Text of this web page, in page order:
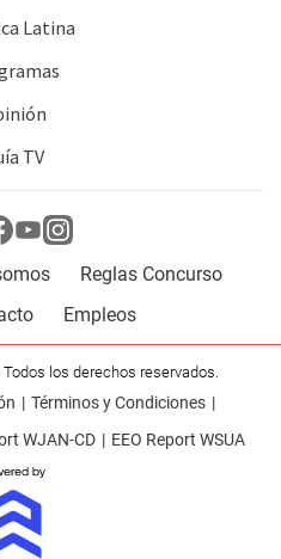
Latina
TV
Reglas Concurso
Empleos
los derechos reservados.
Términos y Condiciones
WJAN-CD EEO Report WSUA